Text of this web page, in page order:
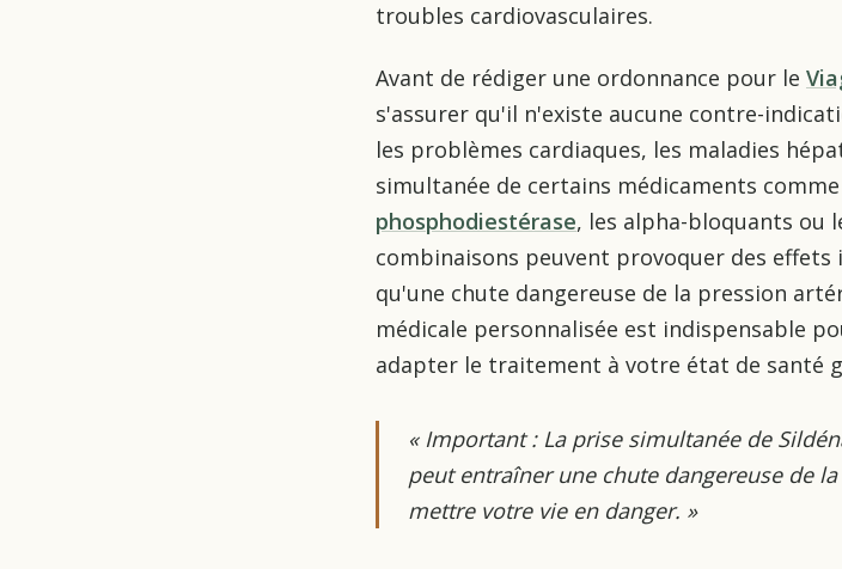
troubles cardiovasculaires.
Avant de rédiger une ordonnance pour le
s'assurer qu'il n'existe aucune contre-
les problèmes cardiaques, les maladies
simultanée de certains médicaments
phosphodiestérase, les alpha-bloquants ou
combinaisons peuvent provoquer des effets
qu'une chute dangereuse de la pression
médicale personnalisée est indispensable
adapter le traitement à votre état de santé
« Important : La prise simultanée de
peut entraîner une chute dangereuse de
mettre votre vie en danger. »